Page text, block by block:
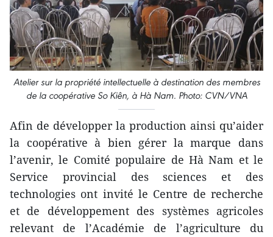
Atelier sur la propriété intellectuelle à destination des membres
de la coopérative So Kiên, à Hà Nam. Photo: CVN/VNA
Afin de développer la production ainsi qu’aider
la coopérative à bien gérer la marque dans
l’avenir, le Comité populaire de Hà Nam et le
Service provincial des sciences et des
technologies ont invité le Centre de recherche
et de développement des systèmes agricoles
relevant de l’Académie de l’agriculture du